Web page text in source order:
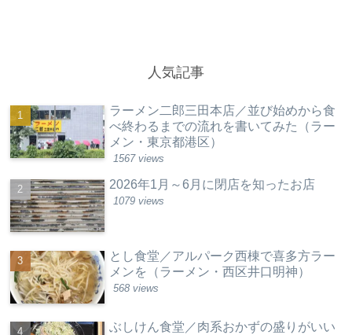
人気記事
ラーメン二郎三田本店／並び始めから食
べ終わるまでの流れを書いてみた（ラー
メン・東京都港区）
1567 views
2026年1月～6月に閉店を知ったお店
1079 views
とし食堂／アルパーク西棟で喜多方ラー
メンを（ラーメン・西区井口明神）
568 views
ぶしけん食堂／肉系おかずの盛りがいい